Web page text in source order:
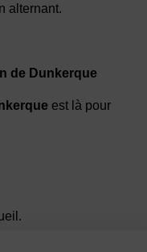
alternant.
de Dunkerque
est là pour